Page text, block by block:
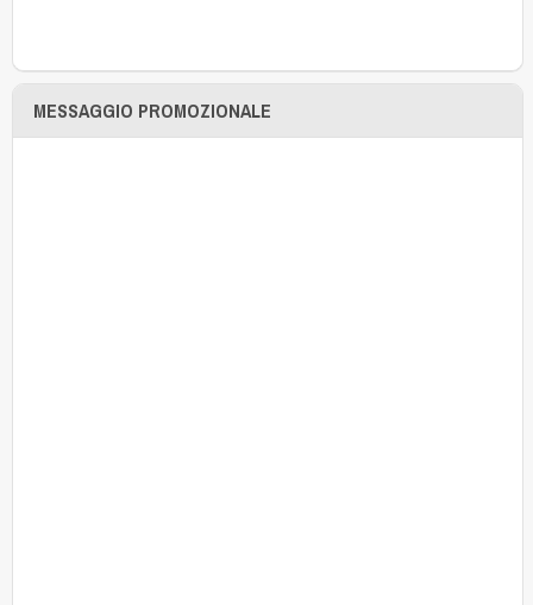
MESSAGGIO PROMOZIONALE